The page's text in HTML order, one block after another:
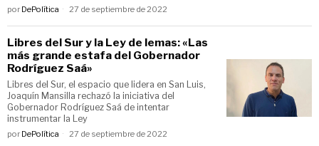
por DePolítica 27 de septiembre de 2022
Libres del Sur y la Ley de lemas: «Las
más grande estafa del Gobernador
Rodríguez Saá»
Libres del Sur, el espacio que lidera en San Luis,
Joaquín Mansilla rechazó la iniciativa del
Gobernador Rodríguez Saá de intentar
instrumentar la Ley
por DePolítica 27 de septiembre de 2022